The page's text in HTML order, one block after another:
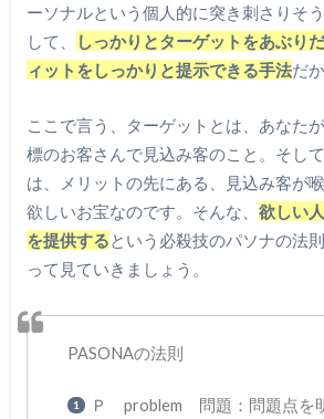
ーソナルという個人的に突き刺さりそ
して、
しっかりとターゲットをあぶり
ィットをしっかりと提示できる手法だ
ここで言う、ターゲットとは、あなた
標のお客さんで見込み客のこと。そし
は、メリットの先にある、見込み客が
欲しいお宝なのです。そんな、 欲しい
を提供するという必殺技のパソナの法
って見ていきましょう。
PASONAの法則
Ｐ problem 問題：問題点を